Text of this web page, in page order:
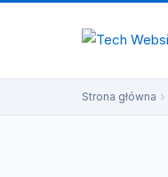
do
Strona główna